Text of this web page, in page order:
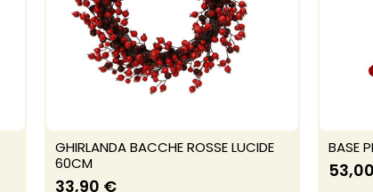
GHIRLANDA BACCHE ROSSE LUCIDE
60CM
33,90 €
BASE